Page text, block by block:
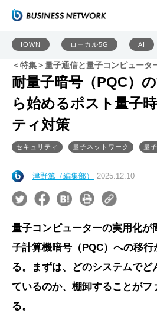
IOWN ローカル5G AI
＜特集＞量子通信と量子コンピュータ
耐量子暗号（PQC）
ら始めるポスト量子
ティ対策
セキュリティ 量子ネットワーク 量
津野篤（編集部） 2025.12.10
量子コンピューターの実用化が
子計算機暗号（PQC）への移
る。まずは、どのシステムでど
ているのか、棚卸することがフ
る。